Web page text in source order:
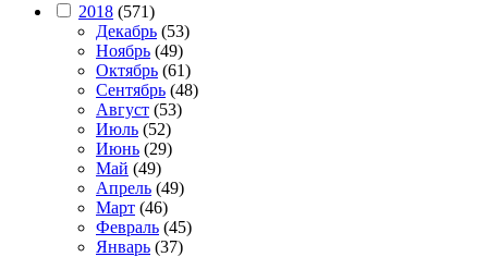
2018 (571)
Декабрь (53)
Ноябрь (49)
Октябрь (61)
Сентябрь (48)
Август (53)
Июль (52)
Июнь (29)
Май (49)
Апрель (49)
Март (46)
Февраль (45)
Январь (37)